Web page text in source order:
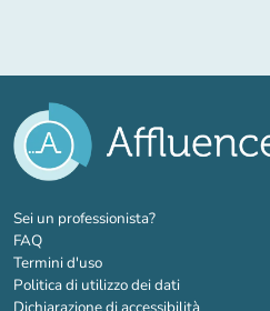
Sei un professionista?(nuova scheda)
FAQ
Termini d'uso
Politica di utilizzo dei dati